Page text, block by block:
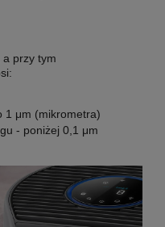
a przy tym
1 μm (mikrometra)
- poniżej 0,1 μm